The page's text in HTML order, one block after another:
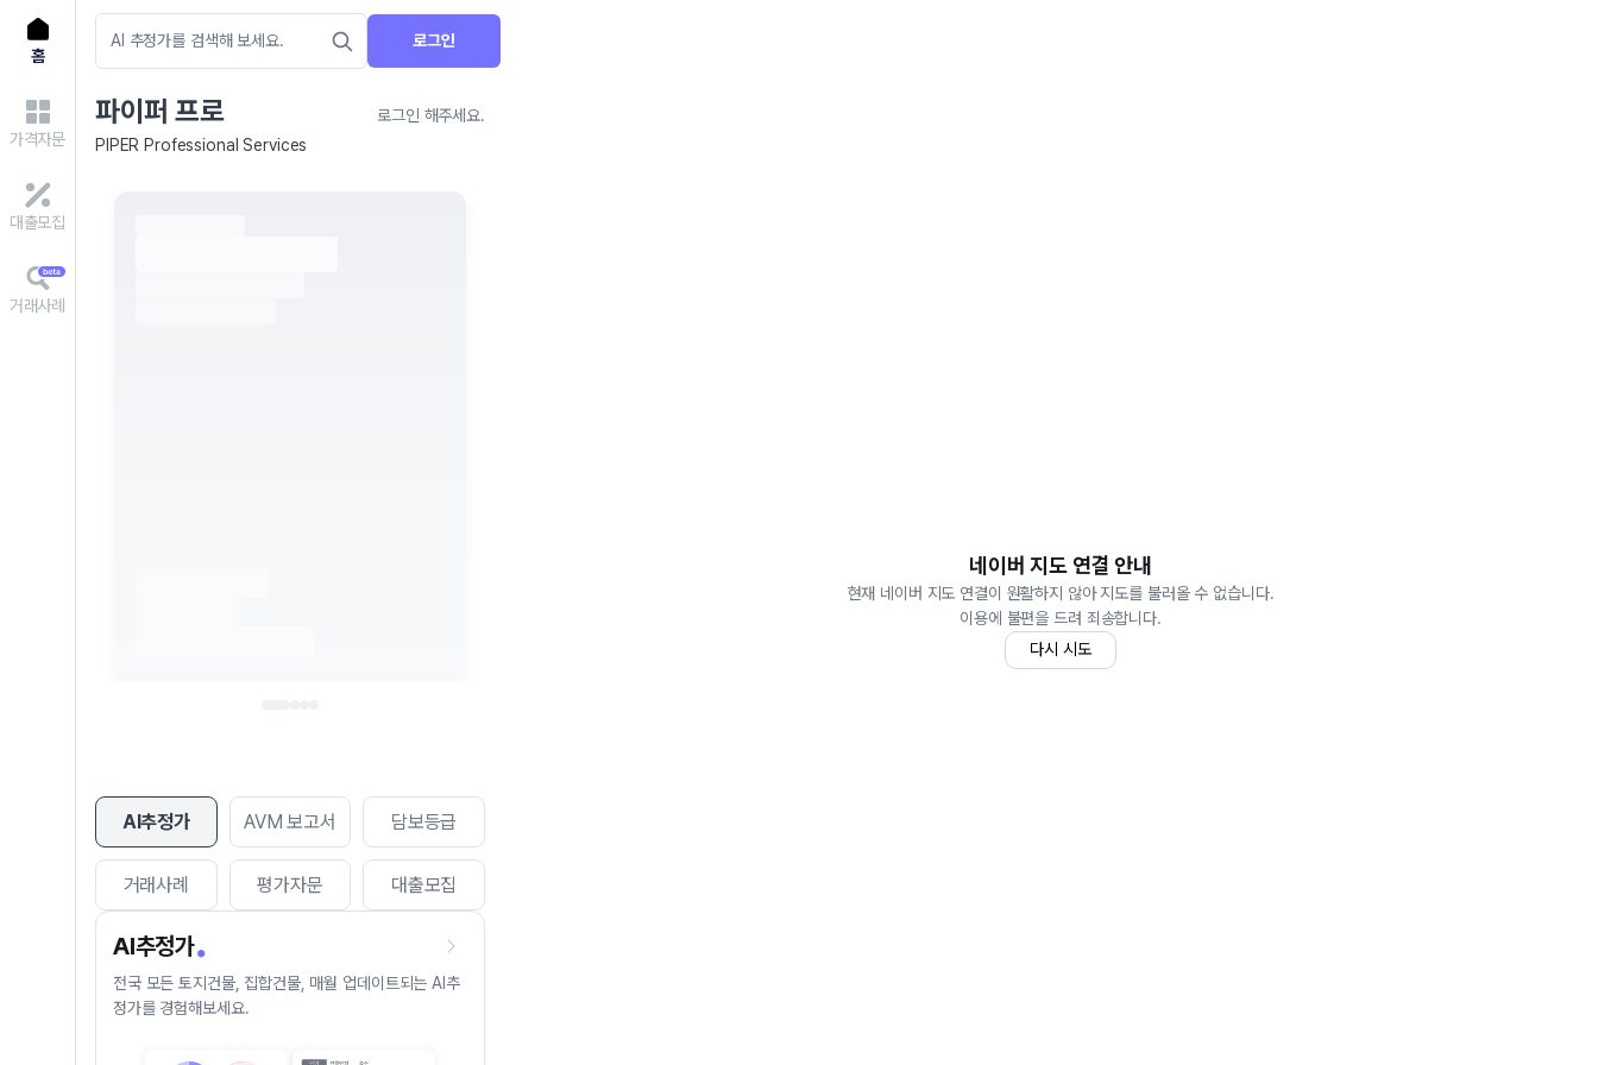
홈
가격자문
대출모집
거래사례
로그인
파이퍼 프로
로그인 해주세요.
PIPER Professional Services
AI추정가 AVM 보고서 담보등급
거래사례 평가자문 대출모집
AI추정가
전국 모든 토지건물, 집합건물, 매월 업데이트되는 AI추
정가를 경험해보세요.
네이버 지도 연결 안내
현재 네이버 지도 연결이 원활하지 않아 지도를 불러올 수 없습니다.
이용에 불편을 드려 죄송합니다.
다시 시도